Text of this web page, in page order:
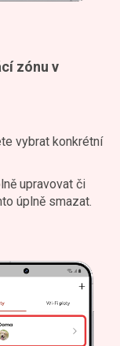
zónu v
vybrat konkrétní
upravovat či
úplně smazat.